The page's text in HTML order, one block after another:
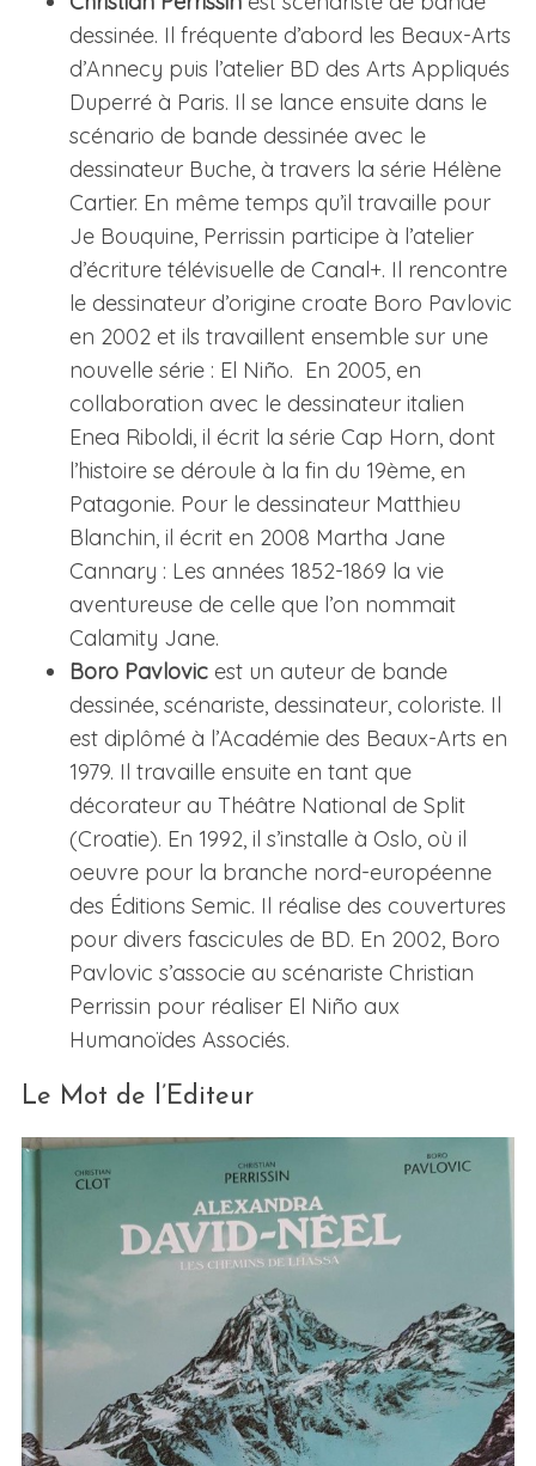
dessinée. Il fréquente d’abord les Beaux-Arts
d’Annecy puis l’atelier BD des Arts Appliqués
Duperré à Paris. Il se lance ensuite dans le
scénario de bande dessinée avec le
dessinateur Buche, à travers la série Hélène
Cartier. En même temps qu’il travaille pour
Je Bouquine, Perrissin participe à l’atelier
d’écriture télévisuelle de Canal+. Il rencontre
le dessinateur d’origine croate Boro Pavlovic
en 2002 et ils travaillent ensemble sur une
nouvelle série : El Niño. En 2005, en
collaboration avec le dessinateur italien
Enea Riboldi, il écrit la série Cap Horn, dont
l’histoire se déroule à la fin du 19ème, en
Patagonie. Pour le dessinateur Matthieu
Blanchin, il écrit en 2008 Martha Jane
Cannary : Les années 1852-1869 la vie
aventureuse de celle que l’on nommait
Calamity Jane.
Boro Pavlovicest un auteur de bande
dessinée, scénariste, dessinateur, coloriste. Il
est diplômé à l’Académie des Beaux-Arts en
1979. Il travaille ensuite en tant que
décorateur au Théâtre National de Split
(Croatie). En 1992, il s’installe à Oslo, où il
oeuvre pour la branche nord-européenne
des Éditions Semic. Il réalise des couvertures
pour divers fascicules de BD. En 2002, Boro
Pavlovic s’associe au scénariste Christian
Perrissin pour réaliser El Niño aux
Humanoïdes Associés.
Le Mot de l’Editeur